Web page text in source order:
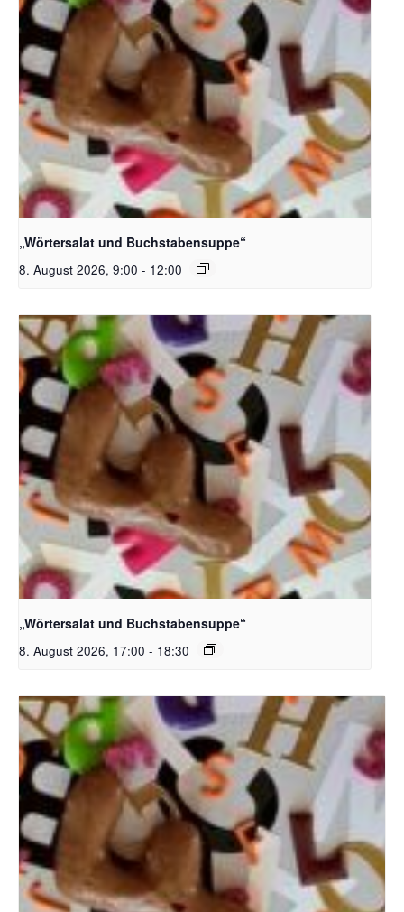
Bildquelle_ Pixabay Free_Christoph Meinersmann
„Wörtersalat und Buchstabensuppe“
8. August 2026, 9:00 - 12:00
Bildquelle_ Pixabay Free_Christoph Meinersmann
„Wörtersalat und Buchstabensuppe“
8. August 2026, 17:00 - 18:30